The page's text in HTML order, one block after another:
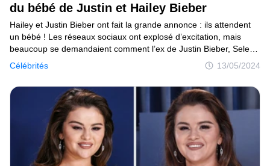
du bébé de Justin et Hailey Bieber
Célébrités 13/05/2024
Hailey et Justin Bieber ont fait la grande annonce : ils attendent
un bébé ! Les réseaux sociaux ont explosé d’excitation, mais
beaucoup se demandaient comment l’ex de Justin Bieber, Selena
Gomez, allait réagir. Sans tarder, elle a apparemment répondu